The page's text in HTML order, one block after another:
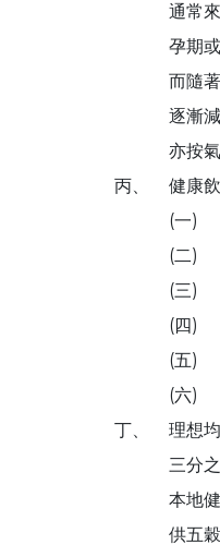
通常
孕期
而隨
逐漸
亦按
丙、
健康
(一)
(二)
(三)
(四)
(五)
(六)
丁、
理想
三分
本地
供五